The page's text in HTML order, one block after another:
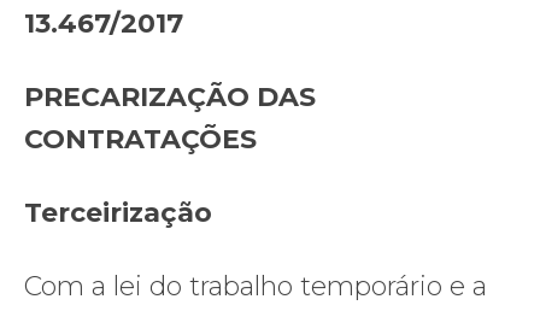
13.467/2017
PRECARIZAÇÃO DAS
CONTRATAÇÕES
Terceirização
Com a lei do trabalho temporário e a